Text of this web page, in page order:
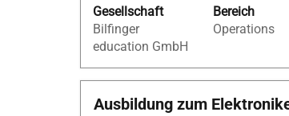
Gesellschaft
Bilfinger
education GmbH
Bereich
Operations
die
Leertaste,
um
die
Stelleninformationen
vollständig
Stellenbezeichnung
Ausbildung zum
Drücken